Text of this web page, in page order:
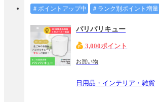
＃ポイントアップ中 ＃ランク別ポイント増量
パリパリキュー
3,000ポイント
お買い物
日用品・インテリア・雑貨